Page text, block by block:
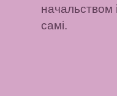
начальством
самі.